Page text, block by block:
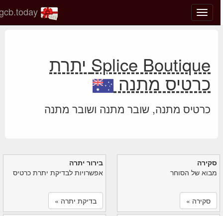
החלף
מצב
gcb.today
Splice Boutique יתרת
כרטיס מתנה
כרטיס מתנה, שובר מתנה ושובר מתנה
בירור יתרה
אפשרויות לבדיקת יתרת כרטיס
בדיקת יתרה »
סקירה
מבוא של הסוחר
סקירה »